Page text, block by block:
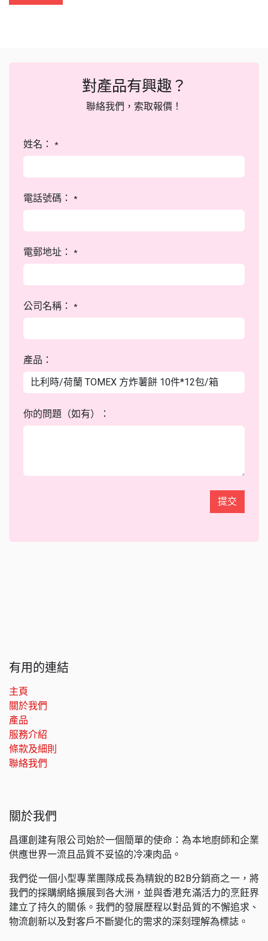
對產品有興趣？
聯絡我們，索取報價！
姓名： *
電話號碼： *
電郵地址： *
公司名稱： *
產品：
你的問題（如有）：
提交
有用的連結
主頁
關於我們
產品
服務介紹
條款及細則
聯絡我們
關於我們
昌運創建有限公司始於一個簡單的使命：為本地廚師和企業
供應世界一流且品質不妥協的冷凍肉品。
我們從一個小型專業團隊成長為精銳的B2B分銷商之一，將
我們的採購網絡擴展到各大洲，並與香港充滿活力的烹飪界
建立了持久的關係。我們的發展歷程以對品質的不懈追求、
物流創新以及對客戶不斷變化的需求的深刻理解為標誌。